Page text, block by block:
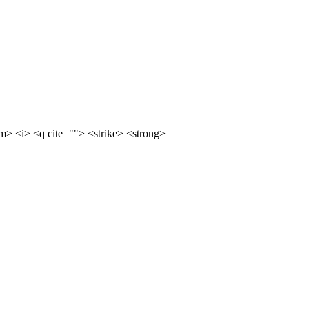
<i> <q cite=""> <strike> <strong>